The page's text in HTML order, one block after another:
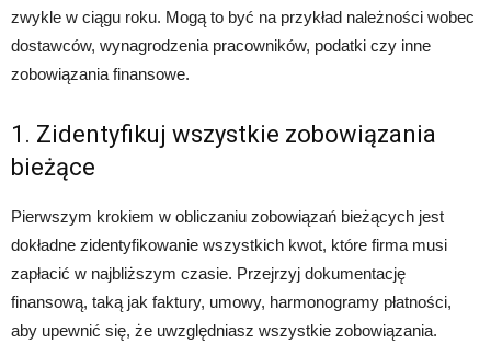
zwykle w ciągu roku. Mogą to być na przykład należności wobec
dostawców, wynagrodzenia pracowników, podatki czy inne
zobowiązania finansowe.
1. Zidentyfikuj wszystkie zobowiązania
bieżące
Pierwszym krokiem w obliczaniu zobowiązań bieżących jest
dokładne zidentyfikowanie wszystkich kwot, które firma musi
zapłacić w najbliższym czasie. Przejrzyj dokumentację
finansową, taką jak faktury, umowy, harmonogramy płatności,
aby upewnić się, że uwzględniasz wszystkie zobowiązania.